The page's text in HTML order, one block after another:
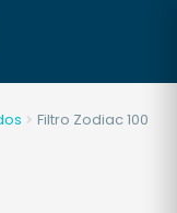
Filtro Zodiac 100